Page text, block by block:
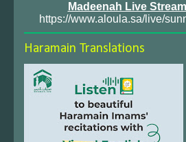
Madeenah Live Stream
https://www.aloula.sa/live/
Haramain Translations